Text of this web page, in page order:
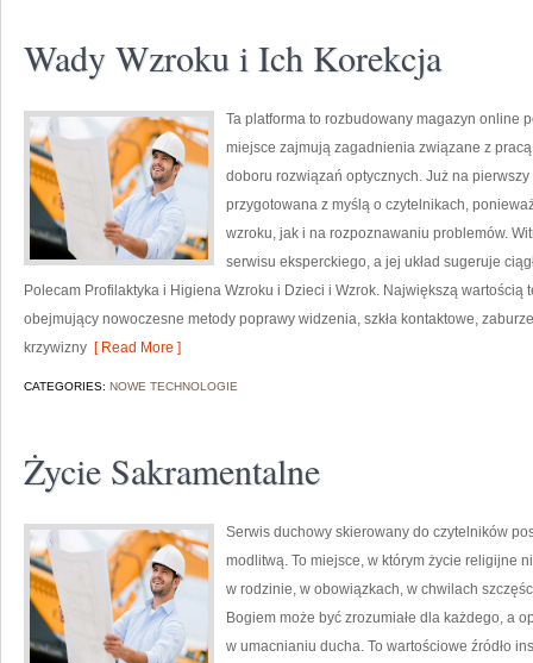
Wady Wzroku i Ich Korekcja
Ta platforma to rozbudowany magazyn online
miejsce zajmują zagadnienia związane z
doboru rozwiązań optycznych. Już na
przygotowana z myślą o czytelnikach,
wzroku, jak i na rozpoznawaniu problemów.
serwisu eksperckiego, a jej układ sugeruje
Polecam Profilaktyka i Higiena Wzroku i Dzieci i Wzrok. Największą wartością
obejmujący nowoczesne metody poprawy widzenia, szkła kontaktowe,
krzywizny [ Read More ]
CATEGORIES: NOWE TECHNOLOGIE
Życie Sakramentalne
Serwis duchowy skierowany do czytelników
modlitwą. To miejsce, w którym życie religijne
w rodzinie, w obowiązkach, w chwilach
Bogiem może być zrozumiałe dla każdego, a
w umacnianiu ducha. To wartościowe źródło